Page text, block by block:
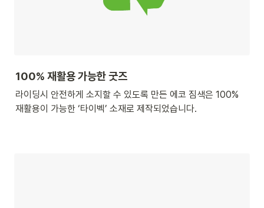
100% 재활용 가능한 굿즈
라이딩시 안전하게 소지할 수 있도록 만든 에코 짐색은 100%
재활용이 가능한 ‘타이벡’ 소재로 제작되었습니다.